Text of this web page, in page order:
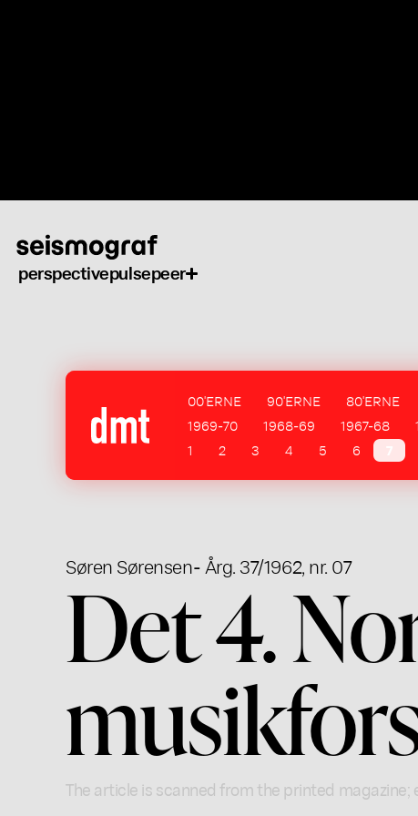
perspectivepulsepeer
00'ERNE 90'ERNE 80'ERNE
1969-70
1968-69 1967-68
1
2 3 4 5 6
Søren Sørensen- Årg. 37/1962, nr. 07
Det 4.
The article is scanned from the printed magazine;